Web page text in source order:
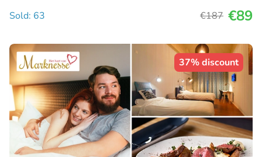
Sold: 63
€187 €89
37% discount